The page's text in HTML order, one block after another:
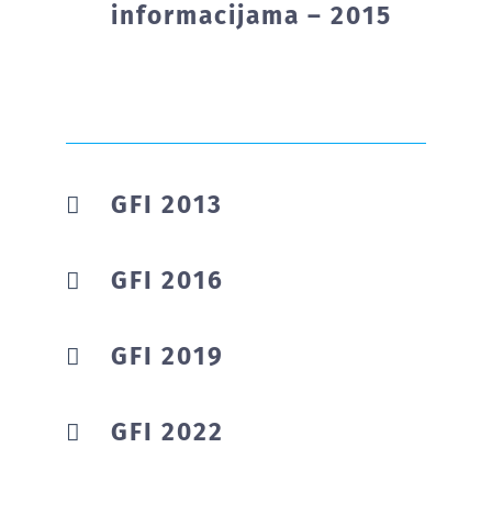
informacijama – 2015
GFI 2013
GFI 2016
GFI 2019
GFI 2022